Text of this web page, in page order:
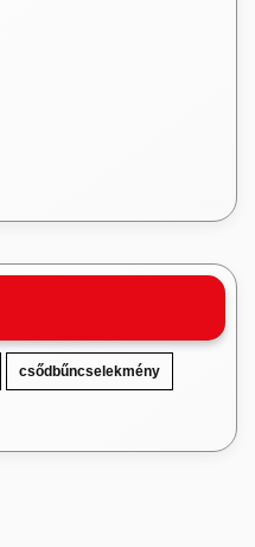
csődbűncselekmény